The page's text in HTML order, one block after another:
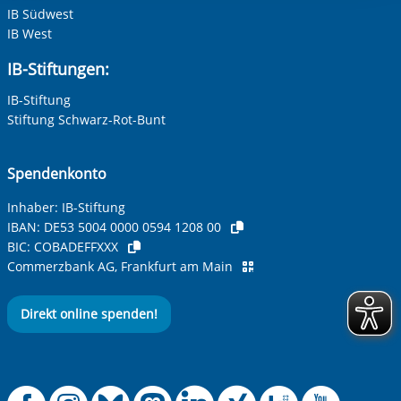
Ihre E-Mail-Adresse
Ihre Telefonnummer
Betreff ihrer Anfrage
Ihre Nachricht*
IB Südwest
IB West
IB-Stiftungen:
IB-Stiftung
Stiftung Schwarz-Rot-Bunt
Spendenkonto
Inhaber: IB-Stiftung
IBAN: DE53 5004 0000 0594 1208 00
BIC: COBADEFFXXX
Commerzbank AG, Frankfurt am Main
Direkt online spenden!